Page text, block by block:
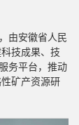
由安徽省人民
技成果、技
务平台，推动
矿产资源研